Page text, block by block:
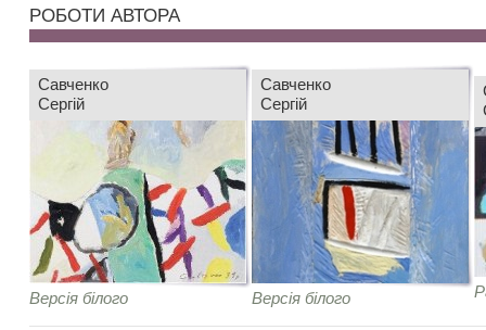
РОБОТИ АВТОРА
Савченко
Сергій
Версія білого
Савченко
Сергій
Версія білого